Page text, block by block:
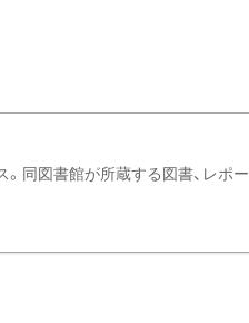
同図書館が所蔵する図書、レポー